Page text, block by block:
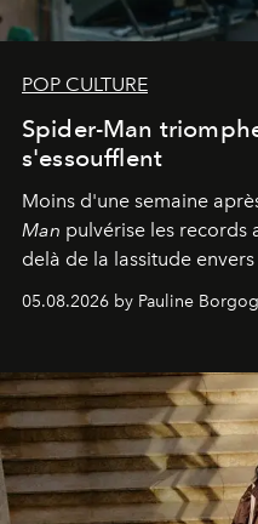
POP CULTURE
Spider-Man
s'essoufflent
Moins d'une semaine
Man pulvérise les records
delà de la lassitude
05.08.2026 by Pauline